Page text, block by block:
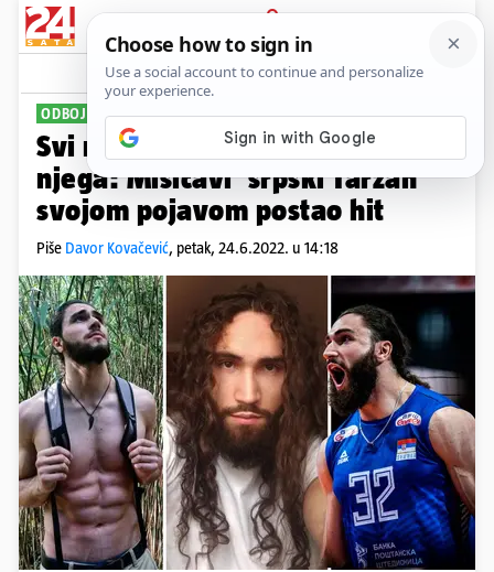
PRIJAVA
Sport Komentari
ODBOJKAŠ SRBIJE
Svi na terenu gledaju samo u
njega: Mišićavi 'srpski Tarzan'
svojom pojavom postao hit
Piše Davor Kovačević, petak, 24.6.2022. u 14:18